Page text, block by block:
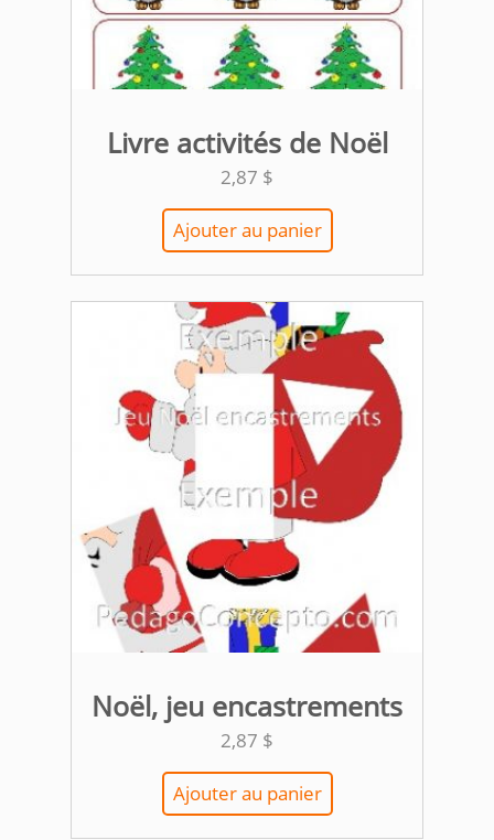
Livre activités de Noël
2,87 $
Ajouter au panier
Noël, jeu encastrements
2,87 $
Ajouter au panier